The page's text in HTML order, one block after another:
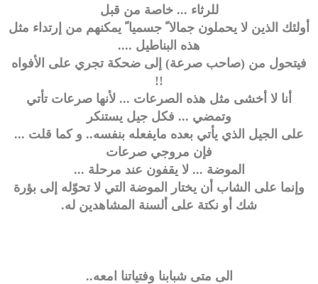
للرثاء ... خاصة من قبل
أولئك الذين لا يحملون جمالا ً جسميا ً يمكنهم من إرتداء مثل
هذه البناطيل ....
فيتحول من (صاحب صرعة) إلى ضحكة تجري على الأفواه
!!
أنا لا أخشى مثل هذه الصرعات ... لأنها صرعات تأتي
وتمضي ... فكل جيل يستنكر
على الجيل الذي يأتي بعده مايفعله بنفسه.. و كما قلت ...
فإن مروجي صرعات
الموضة ... لا يقفون عند مرحلة ...
وإنما على الشاب أن يختار الموضة التي لا تحوّله إلى بؤرة
شك أو نكتة على ألسنة المشاهدين له.
الى متى شبابنا وفتياتنا امعه..